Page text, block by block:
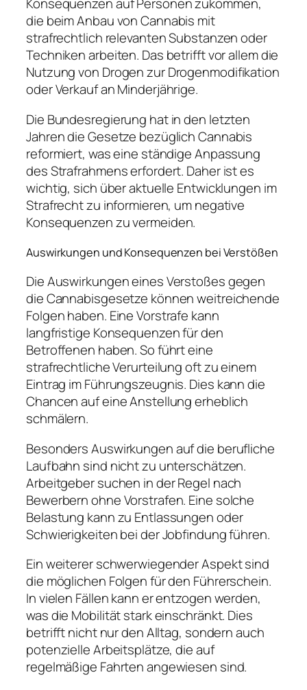
Konsequenzen auf Personen zukommen,
die beim Anbau von Cannabis mit
strafrechtlich relevanten Substanzen oder
Techniken arbeiten. Das betrifft vor allem die
Nutzung von Drogen zur Drogenmodifikation
oder Verkauf an Minderjährige.
Die Bundesregierung hat in den letzten
Jahren die Gesetze bezüglich Cannabis
reformiert, was eine ständige Anpassung
des Strafrahmens erfordert. Daher ist es
wichtig, sich über aktuelle Entwicklungen im
Strafrecht zu informieren, um negative
Konsequenzen zu vermeiden.
Auswirkungen und Konsequenzen bei Verstößen
Die Auswirkungen eines Verstoßes gegen
die Cannabisgesetze können weitreichende
Folgen haben. Eine Vorstrafe kann
langfristige Konsequenzen für den
Betroffenen haben. So führt eine
strafrechtliche Verurteilung oft zu einem
Eintrag im Führungszeugnis. Dies kann die
Chancen auf eine Anstellung erheblich
schmälern.
Besonders Auswirkungen auf die berufliche
Laufbahn sind nicht zu unterschätzen.
Arbeitgeber suchen in der Regel nach
Bewerbern ohne Vorstrafen. Eine solche
Belastung kann zu Entlassungen oder
Schwierigkeiten bei der Jobfindung führen.
Ein weiterer schwerwiegender Aspekt sind
die möglichen Folgen für den Führerschein.
In vielen Fällen kann er entzogen werden,
was die Mobilität stark einschränkt. Dies
betrifft nicht nur den Alltag, sondern auch
potenzielle Arbeitsplätze, die auf
regelmäßige Fahrten angewiesen sind.